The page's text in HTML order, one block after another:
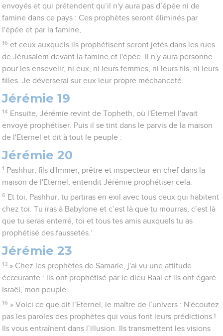
envoyés et qui prétendent qu’il n'y aura pas d’épée ni de
famine dans ce pays : Ces prophètes seront éliminés par
l'épée et par la famine,
16 et ceux auxquels ils prophétisent seront jetés dans les rues
de Jérusalem devant la famine et l'épée. Il n'y aura personne
pour les ensevelir, ni eux, ni leurs femmes, ni leurs fils, ni leurs
filles. Je déverserai sur eux leur propre méchanceté.
Jérémie 19
14 Ensuite, Jérémie revint de Topheth, où l'Eternel l'avait
envoyé prophétiser. Puis il se tint dans le parvis de la maison
de l'Eternel et dit à tout le peuple :
Jérémie 20
1 Pashhur, fils d'Immer, prêtre et inspecteur en chef dans la
maison de l'Eternel, entendit Jérémie prophétiser cela.
6 Et toi, Pashhur, tu partiras en exil avec tous ceux qui habitent
chez toi. Tu iras à Babylone et c’est là que tu mourras, c’est là
que tu seras enterré, toi et tous tes amis auxquels tu as
prophétisé des faussetés.’
Jérémie 23
13 » Chez les prophètes de Samarie, j'ai vu une attitude
écœurante : ils ont prophétisé par le dieu Baal et ils ont égaré
Israël, mon peuple.
16 » Voici ce que dit l’Eternel, le maître de l’univers : N'écoutez
pas les paroles des prophètes qui vous font leurs prédictions !
Ils vous entraînent dans l’illusion. Ils transmettent les visions